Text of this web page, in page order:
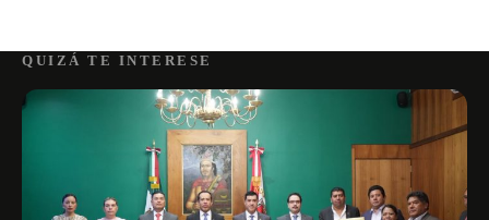
QUIZÁ TE INTERESE